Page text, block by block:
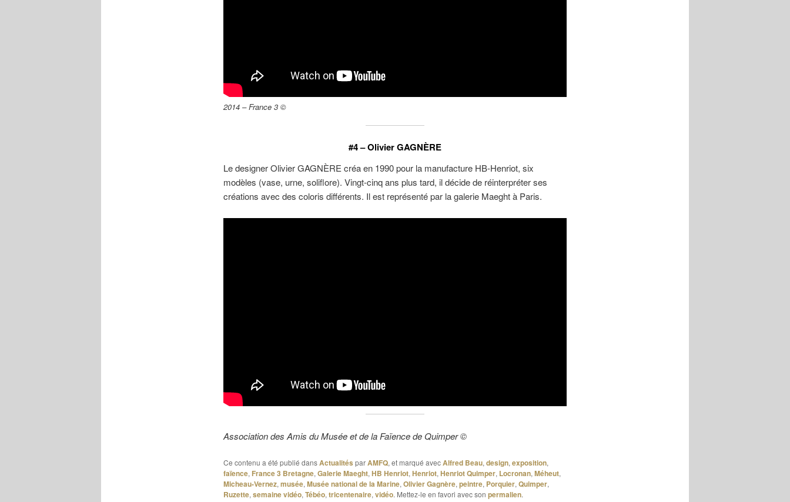
2014 – France 3 ©
#4 –Olivier GAGNÈRE
Le designer Olivier GAGNÈRE créa en 1990 pour la manufacture HB-Henriot, six
modèles (vase, urne, soliflore). Vingt-cinq ans plus tard, il décide de réinterpréter ses
créations avec des coloris différents. Il est représenté par la galerie Maeght à Paris.
Association des Amis du Musée et de la Faïence de Quimper ©
Ce contenu a été publié dansActualités parAMFQ, et marqué avecAlfred Beau, design, exposition,
faïence, France 3 Bretagne, Galerie Maeght, HB Henriot, Henriot, Henriot Quimper, Locronan, Méheut,
Micheau-Vernez, musée, Musée national de la Marine, Olivier Gagnère, peintre, Porquier, Quimper,
Ruzette, semaine vidéo, Tébéo, tricentenaire, vidéo. Mettez-le en favori avec son permalien.